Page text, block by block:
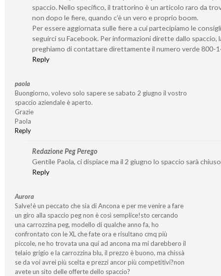
spaccio. Nello specifico, il trattorino è un articolo raro da
non dopo le fiere, quando c’è un vero e proprio boom.
Per essere aggiornata sulle fiere a cui partecipiamo le
seguirci su Facebook. Per informazioni dirette dallo spaccio,
preghiamo di contattare direttamente il numero verde 800-
Reply
paola
Buongiorno, volevo solo sapere se sabato 2 giugno il vostro
spaccio aziendale è aperto.
Grazie
Paola
Reply
Redazione Peg Perego
Gentile Paola, ci dispiace ma il 2 giugno lo spaccio sarà
Reply
Aurora
Salve!è un peccato che sia di Ancona e per me venire a fare
un giro alla spaccio peg non è così semplice!sto cercando
una carrozzina peg, modello di qualche anno fa, ho
confrontato con le XL che fate ora e risultano cmq più
piccole, ne ho trovata una qui ad ancona ma mi darebbero il
telaio grigio e la carrozzina blu, il prezzo è buono, ma chissà
se da voi avrei più scelta e prezzi ancor più competitivi?non
avete un sito delle offerte dello spaccio?